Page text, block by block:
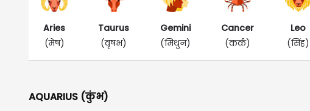
Aries
(मेष)
Taurus
(वृषभ)
Gemini
(मिथुन)
Cancer
(कर्क)
Leo
(सिंह)
AQUARIUS (कुंभ)